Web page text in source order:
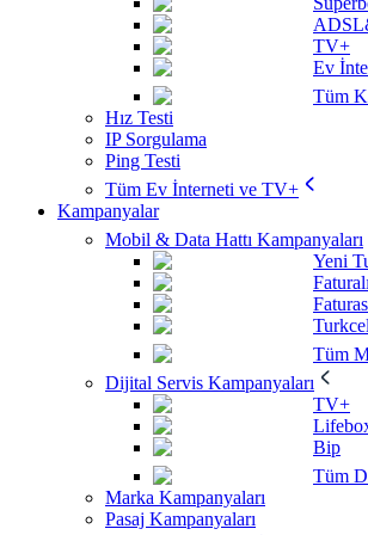
TV+
Ev
Tüm
Hız Testi
IP Sorgulama
Ping Testi
Tüm Ev İnterneti ve TV+
Kampanyalar
Mobil & Data Hattı Kampanyaları
Yeni
Faturalı
Tüm
Dijital Servis Kampanyaları
TV+
Bip
Tüm
Marka Kampanyaları
Pasaj Kampanyaları